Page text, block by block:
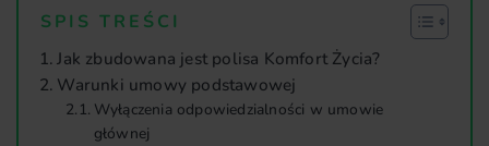
SPIS TREŚCI
Jak zbudowana jest polisa Komfort Życia?
Warunki umowy podstawowej
Wyłączenia odpowiedzialności w umowie
głównej